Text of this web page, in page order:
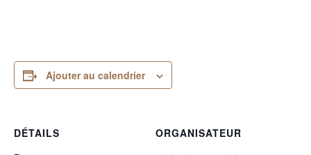
Ajouter au calendrier
DÉTAILS
ORGANISATEUR